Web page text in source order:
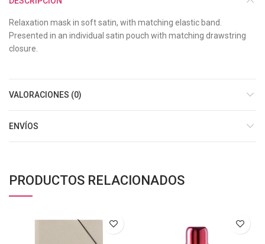
Relaxation mask in soft satin, with matching elastic band.
Presented in an individual satin pouch with matching drawstring
closure.
VALORACIONES (0)
ENVÍOS
PRODUCTOS RELACIONADOS